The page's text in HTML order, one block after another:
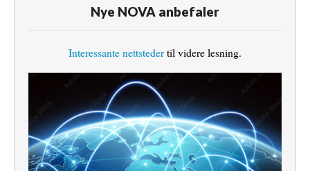
Nye NOVA anbefaler
Interessante nettstedertil videre lesning.